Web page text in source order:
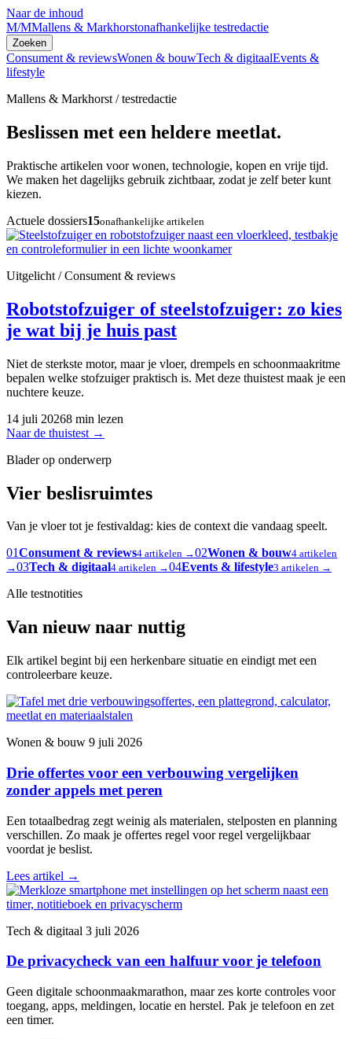
Naar de inhoud
M/MMallens & Markhorstonafhankelijke testredactie
Zoeken
Consument & reviewsWonen & bouwTech & digitaalEvents &
lifestyle
Mallens & Markhorst / testredactie
Beslissen met een heldere meetlat.
Praktische artikelen voor wonen, technologie, kopen en vrije tijd.
We maken het dagelijks gebruik zichtbaar, zodat je zelf beter kunt
kiezen.
Actuele dossiers15onafhankelijke artikelen
Uitgelicht / Consument & reviews
Robotstofzuiger of steelstofzuiger: zo kies
je wat bij je huis past
Niet de sterkste motor, maar je vloer, drempels en schoonmaakritme
bepalen welke stofzuiger praktisch is. Met deze thuistest maak je een
nuchtere keuze.
14 juli 20268 min lezen
Naar de thuistest →
Blader op onderwerp
Vier beslisruimtes
Van je vloer tot je festivaldag: kies de context die vandaag speelt.
01Consument & reviews4 artikelen →02Wonen & bouw4 artikelen
→03Tech & digitaal4 artikelen →04Events & lifestyle3 artikelen →
Alle testnotities
Van nieuw naar nuttig
Elk artikel begint bij een herkenbare situatie en eindigt met een
controleerbare keuze.
Wonen & bouw 9 juli 2026
Drie offertes voor een verbouwing vergelijken
zonder appels met peren
Een totaalbedrag zegt weinig als materialen, stelposten en planning
verschillen. Zo maak je offertes regel voor regel vergelijkbaar
voordat je beslist.
Lees artikel →
Tech & digitaal 3 juli 2026
De privacycheck van een halfuur voor je telefoon
Geen digitale schoonmaakmarathon, maar zes korte controles voor
toegang, apps, meldingen, locatie en herstel. Pak je telefoon en zet
een timer.